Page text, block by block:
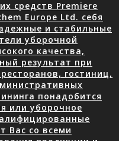
средств Premiere
Europe Ltd. себя
и стабильные
уборочной
качества,
результат при
гостиниц,
понадобится
или уборочное
Вас со всеми